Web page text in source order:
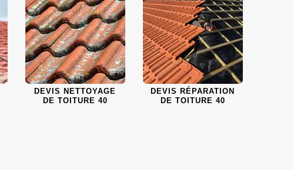
DEVIS NETTOYAGE
DE TOITURE 40
DEVIS RÉPARATION
DE TOITURE 40